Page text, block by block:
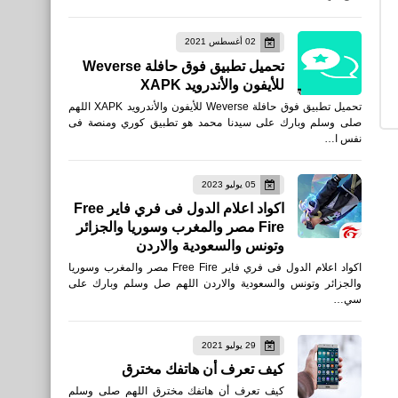
02 أغسطس 2021
تحميل تطبيق فوق حافلة Weverse
للأيفون والأندرويد XAPK
تحميل تطبيق فوق حافلة Weverse للأيفون والأندرويد XAPK اللهم
صلى وسلم وبارك على سيدنا محمد هو تطبيق كوري ومنصة فى
نفس ا…
05 يوليو 2023
اكواد اعلام الدول فى فري فاير Free
Fire مصر والمغرب وسوريا والجزائر
وتونس والسعودية والاردن
اكواد اعلام الدول فى فري فاير Free Fire مصر والمغرب وسوريا
والجزائر وتونس والسعودية والاردن اللهم صل وسلم وبارك على
سي…
29 يوليو 2021
كيف تعرف أن هاتفك مخترق
كيف تعرف أن هاتفك مخترق اللهم صلى وسلم
مقالات
اختصارات لوحة المفاتيح على
يوتيوب YouTube
بلوجر
كيفية اضافة صندوق كود
HTML في مدونة بلوجر
بطريقة احترافية
اخبار
ترتيب الدوري الإنجليزي بعد